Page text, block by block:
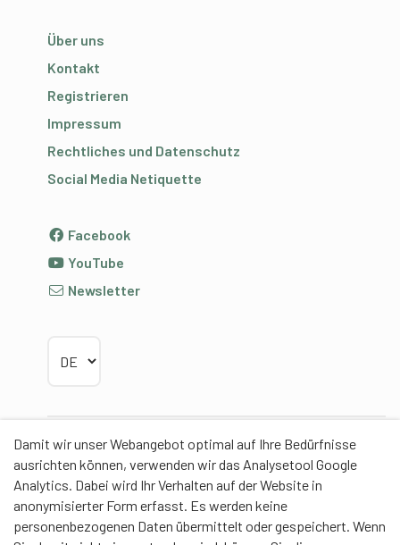
Damit wir unser Webangebot optimal auf Ihre Bedürfnisse
ausrichten können, verwenden wir das Analysetool Google
Analytics. Dabei wird Ihr Verhalten auf der Website in
anonymisierter Form erfasst. Es werden keine
personenbezogenen Daten übermittelt oder gespeichert. Wenn
Über uns
Kontakt
Registrieren
Impressum
Rechtliches und Datenschutz
Social Media Netiquette
Facebook
YouTube
Newsletter
Partner